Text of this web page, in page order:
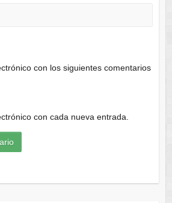
con los siguientes comentarios
con cada nueva entrada.